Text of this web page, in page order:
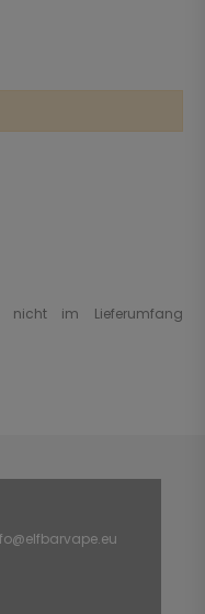
nicht im Lieferumfang